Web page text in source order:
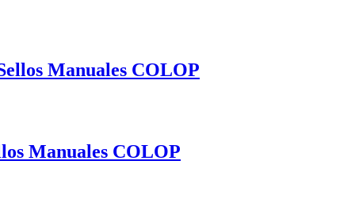
Manuales COLOP
Manuales COLOP